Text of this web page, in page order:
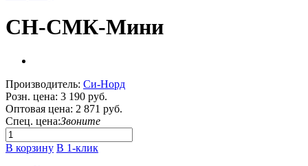
СН-СМК-Мини
Производитель: Си-Норд
Розн. цена: 3 190 руб.
Оптовая цена: 2 871 руб.
Спец. цена:Звоните
В корзину В 1-клик